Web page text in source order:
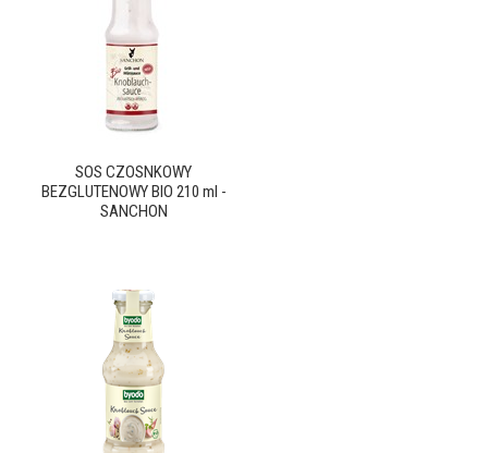
SOS CZOSNKOWY
BEZGLUTENOWY BIO 210 ml -
SANCHON